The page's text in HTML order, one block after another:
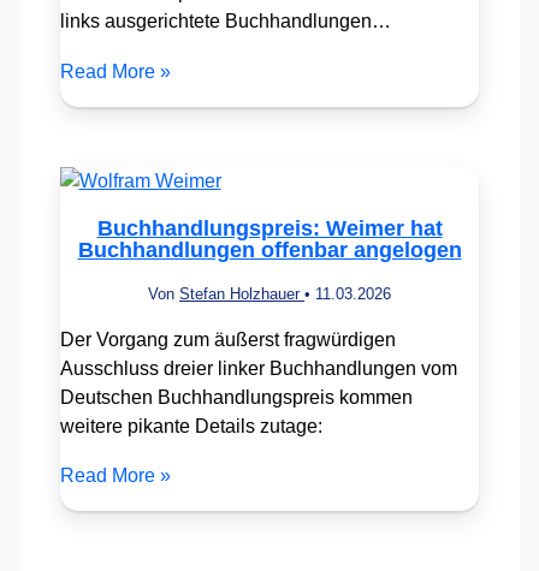
links ausgerichtete Buchhandlungen…
Read More »
Buchhandlungspreis: Weimer hat
Buchhandlungen offenbar angelogen
Von Stefan Holzhauer • 11.03.2026
Der Vorgang zum äußerst fragwürdigen
Ausschluss dreier linker Buchhandlungen vom
Deutschen Buchhandlungspreis kommen
weitere pikante Details zutage:
Read More »